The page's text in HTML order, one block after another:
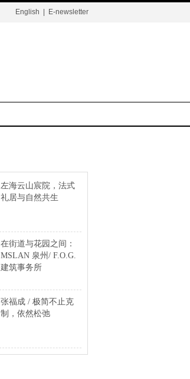
English E-newsletter
左海云山宸院，法式
礼居与自然共生
在街道与花园之间：
MSLAN 泉州/ F.O.G.
建筑事务所
张福成 / 极简不止克
制，依然松弛